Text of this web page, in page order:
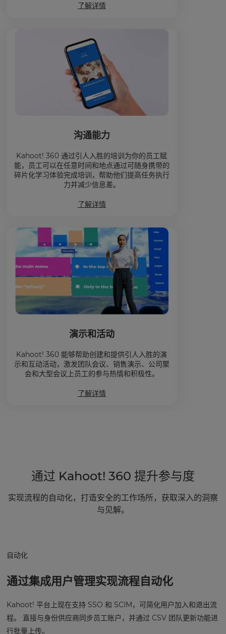
了解详情
沟通能力
Kahoot! 360 通过引人入胜的培训为你的员工赋
能，员工可以在任意时间和地点通过可随身携带的
碎片化学习体验完成培训，帮助他们提高任务执行
力并减少信息差。
了解详情
演示和活动
Kahoot! 360 能够帮助创建和提供引人入胜的演
示和互动活动，激发团队会议、销售演示、公司聚
会和大型会议上员工的参与热情和积极性。
了解详情
通过 Kahoot! 360 提升参与度
实现流程的自动化，打造安全的工作场所，获取深入的洞察
与见解。
自动化
通过集成用户管理实现流程自动化
Kahoot! 平台上现在支持 SSO 和 SCIM，可简化用户加入和退出流
程。 直接与身份供应商同步员工账户，并通过 CSV 团队更新功能进
行批量上传。